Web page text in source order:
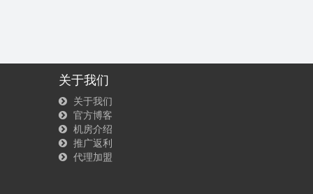
关于我们
关于我们
官方博客
机房介绍
推广返利
代理加盟